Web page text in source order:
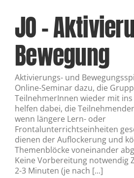
JO –
Bewegung
Aktivierungs- und
Online-Seminar dazu, die
TeilnehmerInnen wieder mit ins
helfen dabei, die
wenn längere Lern- oder
Frontalunterrichtseinheiten
dienen der Auflockerung und
Themenblöcke voneinander
Keine Vorbereitung notwendig
2-3 Minuten (je nach [...]